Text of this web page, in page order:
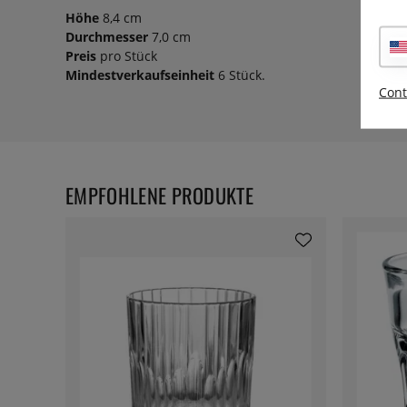
Höhe 8,4 cm
Durchmesser 7,0 cm
Preis pro Stück
Mindestverkaufseinheit 6 Stück.
EMPFOHLENE PRODUKTE